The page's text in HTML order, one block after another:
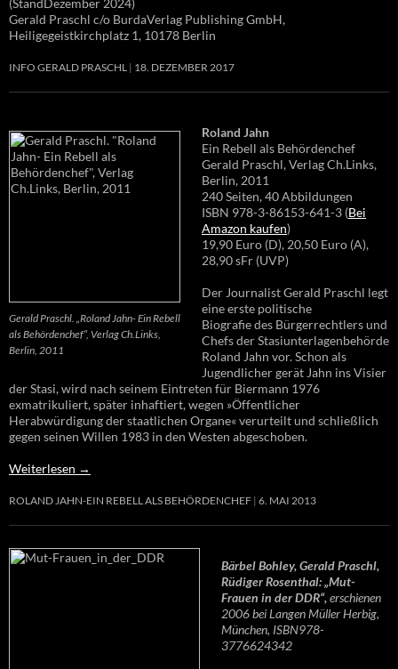
(StandDezember 2024)
Gerald Praschl c/o BurdaVerlag Publishing GmbH,
Heiligegeistkirchplatz 1, 10178 Berlin
INFO GERALD PRASCHL 18. DEZEMBER 2017
Gerald Praschl. „Roland Jahn- Ein Rebell
als Behördenchef“, Verlag Ch.Links,
Berlin, 2011
Roland Jahn
Ein Rebell als Behördenchef
Gerald Praschl, Verlag Ch.Links,
Berlin, 2011
240 Seiten, 40 Abbildungen
ISBN 978-3-86153-641-3 (Bei
Amazon kaufen)
19,90 Euro (D), 20,50 Euro (A),
28,90 sFr (UVP)
Der Journalist Gerald Praschl legt
eine erste politische
Biografie des Bürgerrechtlers und
Chefs der Stasiunterlagenbehörde
Roland Jahn vor. Schon als
Jugendlicher gerät Jahn ins Visier
der Stasi, wird nach seinem Eintreten für Biermann 1976
exmatrikuliert, später inhaftiert, wegen »Öffentlicher
Herabwürdigung der staatlichen Organe« verurteilt und schließlich
gegen seinen Willen 1983 in den Westen abgeschoben.
Weiterlesen →
ROLAND JAHN-EIN REBELL ALS BEHÖRDENCHEF 6. MAI 2013
Bärbel Bohley, Gerald Praschl,
Rüdiger Rosenthal: „Mut-
Frauen in der DDR“,erschienen
2006 bei Langen Müller Herbig,
München, ISBN978-
3776624342